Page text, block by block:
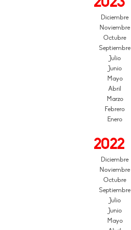
Diciembre
Noviembre
Octubre
Septiembre
Julio
Junio
Mayo
Abril
Marzo
Febrero
Enero
2022
Diciembre
Noviembre
Octubre
Septiembre
Julio
Junio
Mayo